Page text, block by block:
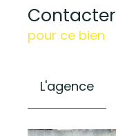
Contacter
pour ce bien
L'agence